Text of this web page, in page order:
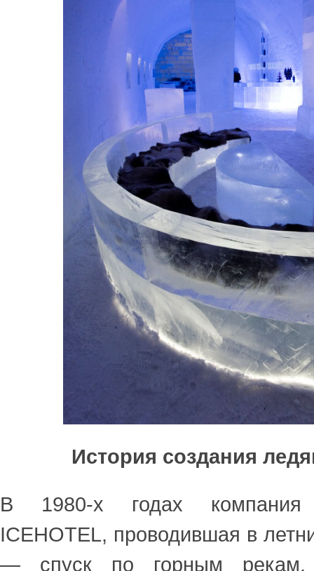
История создания
В 1980-х годах компания
ICEHOTEL, проводившая в
— спуск по горным рекам,